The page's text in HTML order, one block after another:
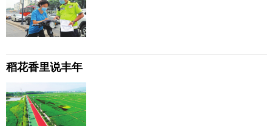
稻花香里说丰年